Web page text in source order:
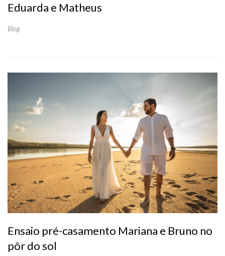
Eduarda e Matheus
Blog
Ensaio pré-casamento Mariana e Bruno no
pôr do sol